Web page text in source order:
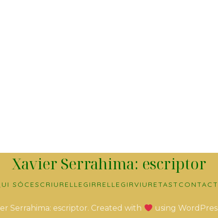
Xavier Serrahima: escriptor
SÓC ESCRIURE LLEGIRRELLEGIRVIURETAST
Serrahima: escriptor. Created with using